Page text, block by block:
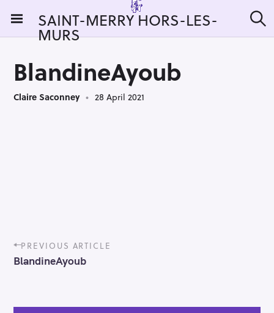
i
SAINT-MERRY HORS-LES-
MURS e
BlandineAyoub
Claire Saconney 28 April 2021
P
o
s
a
PREVIOUS ARTICLE
BlandineAyoub